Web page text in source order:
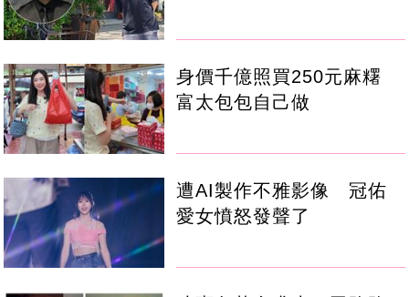
身價千億照買250元麻糬
富太包包自己做
遭AI製作不雅影像 冠佑
愛女憤怒發聲了